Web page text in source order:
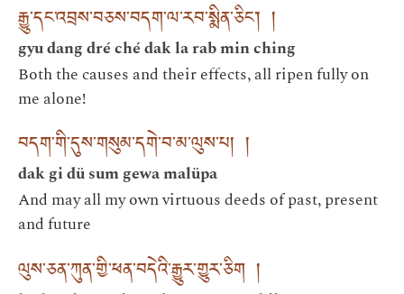
རྒྱུ་དང་འབྲས་བཅས་བདག་ལ་རབ་སྨིན་ཅིང་། །
gyu dang dré ché dak la rab min ching
Both the causes and their effects, all ripen fully on
me alone!
བདག་གི་དུས་གསུམ་དགེ་བ་མ་ལུས་པ། །
dak gi dü sum gewa malüpa
And may all my own virtuous deeds of past, present
and future
ལུས་ཅན་ཀུན་གྱི་ཕན་བདེའི་རྒྱུར་གྱུར་ཅིག །